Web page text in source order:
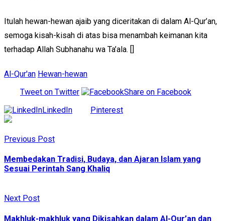
Itulah hewan-hewan ajaib yang diceritakan di dalam Al-Qur’an,
semoga kisah-kisah di atas bisa menambah keimanan kita
terhadap Allah Subhanahu wa Ta’ala. []
Al-Qur'an Hewan-hewan
Tweet on Twitter
Share on Facebook
LinkedIn
Pinterest
Previous Post
Membedakan Tradisi, Budaya, dan Ajaran Islam yang
Sesuai Perintah Sang Khaliq
Next Post
Makhluk-makhluk yang Dikisahkan dalam Al-Qur’an dan